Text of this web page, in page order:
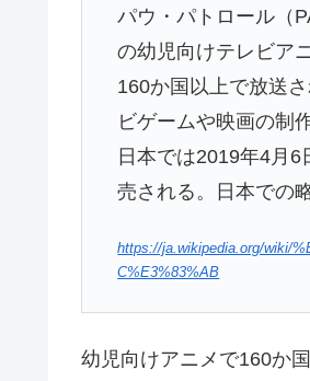
パウ・パトロール（
の幼児向けテレビアニ
160か国以上で放送
ビゲームや映画の制
日本では2019年4月
売される。日本での
https://ja.wikipedia.org/wiki/
C%E3%83%AB
幼児向けアニメで160か